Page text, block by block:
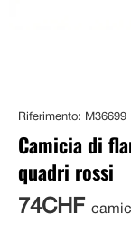
Riferimento: M36699
Camicia di
quadri rossi
74CHF